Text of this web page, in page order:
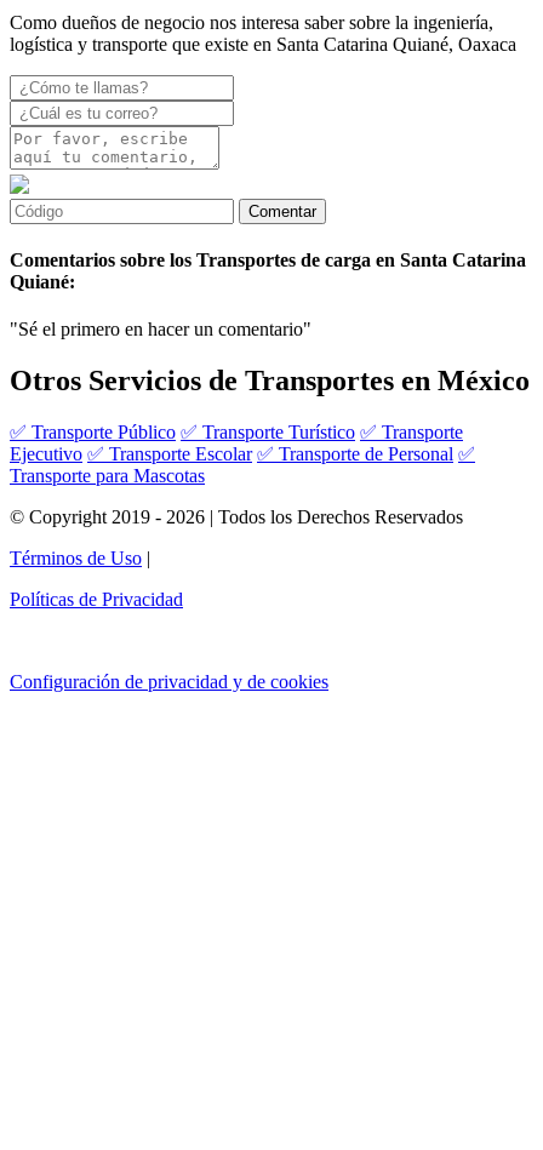
Como dueños de negocio nos interesa saber sobre la ingeniería,
logística y transporte que existe en Santa Catarina Quiané, Oaxaca
Comentarios sobre los Transportes de carga en Santa Catarina
Quiané:
"Sé el primero en hacer un comentario"
Otros Servicios de Transportes en México
✅ Transporte Público ✅ Transporte Turístico ✅ Transporte
Ejecutivo ✅ Transporte Escolar ✅ Transporte de Personal ✅
Transporte para Mascotas
© Copyright 2019 - 2026 | Todos los Derechos Reservados
Términos de Uso |
Políticas de Privacidad
Configuración de privacidad y de cookies